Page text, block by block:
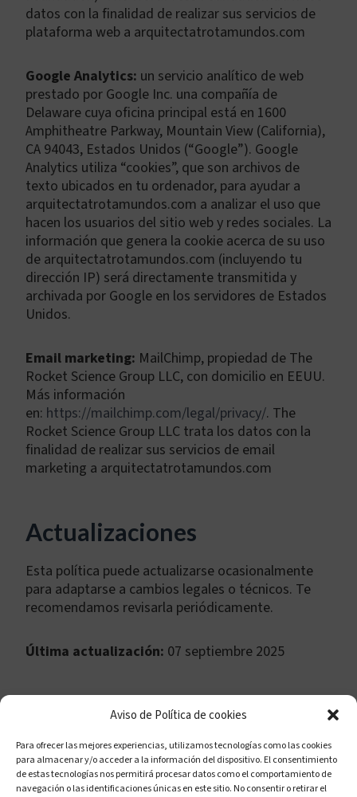
Aviso de Política de cookies
Para ofrecer las mejores experiencias, utilizamos tecnologías como las cookies
para almacenar y/o acceder a la información del dispositivo. El consentimiento
de estas tecnologías nos permitirá procesar datos como el comportamiento de
navegación o las identificaciones únicas en este sitio. No consentir o retirar el
datos con la finalidad de realizar sus servicios de
plataforma web a arquitectatrotamundos.com
Google Analytics: un servicio analítico de web
prestado por Google Inc. una compañía de
Delaware cuya oficina principal está en 1600
Amphitheatre Parkway, Mountain View (California),
CA 94043, Estados Unidos (“Google”). Google
Analytics utiliza “cookies”, que son archivos de
texto ubicados en tu ordenador, para ayudar a
arquitectatrotamundos.com a analizar el uso que
hacen los usuarios del sitio web y redes sociales. La
información que genera la cookie acerca de su uso
de arquitectatrotamundos.com (incluyendo tu
dirección IP) será directamente transmitida y
archivada por Google en los servidores de Estados
Unidos.
Email marketing: MailChimp, propiedad de The
Rocket Science Group LLC, con domicilio en EEUU.
Más información
en: https://mailchimp.com/legal/privacy/. The
Rocket Science Group LLC trata los datos con la
finalidad de realizar sus servicios de email
marketing a arquitectatrotamundos.com
Actualizaciones
Esta política puede actualizarse ocasionalmente
para adaptarse a cambios legales o técnicos. Te
recomendamos revisarla periódicamente.
Última actualización: 07 septiembre 2025
Política de cookies (UE)
Políticas de privacidad